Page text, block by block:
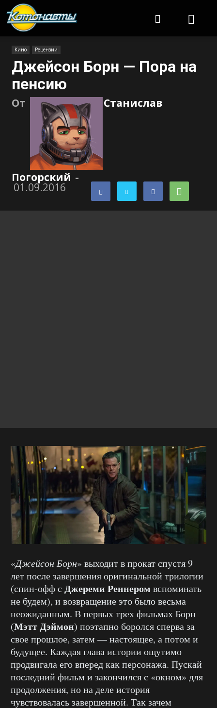
Кино Рецензии
Джейсон Борн — Пора на
пенсию
От Станислав
Погорский -
01.09.2016
«Джейсон Борн» выходит в прокат спустя 9
лет после завершения оригинальной трилогии
(спин-офф с Джереми Реннером вспоминать
не будем), и возвращение это было весьма
неожиданным. В первых трех фильмах Борн
(Мэтт Дэймон) поэтапно боролся сперва за
свое прошлое, затем — настоящее, а потом и
будущее. Каждая глава истории ощутимо
продвигала его вперед как персонажа. Пускай
последний фильм и закончился с «окном» для
продолжения, но на деле история
чувствовалась завершенной. Так зачем